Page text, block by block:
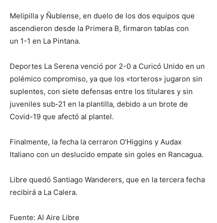
Melipilla y Ñublense, en duelo de los dos equipos que
ascendieron desde la Primera B, firmaron tablas con
un 1-1 en La Pintana.
Deportes La Serena venció por 2-0 a Curicó Unido en un
polémico compromiso, ya que los «torteros» jugaron sin
suplentes, con siete defensas entre los titulares y sin
juveniles sub-21 en la plantilla, debido a un brote de
Covid-19 que afectó al plantel.
Finalmente, la fecha la cerraron O’Higgins y Audax
Italiano con un deslucido empate sin goles en Rancagua.
Libre quedó Santiago Wanderers, que en la tercera fecha
recibirá a La Calera.
Fuente: Al Aire Libre